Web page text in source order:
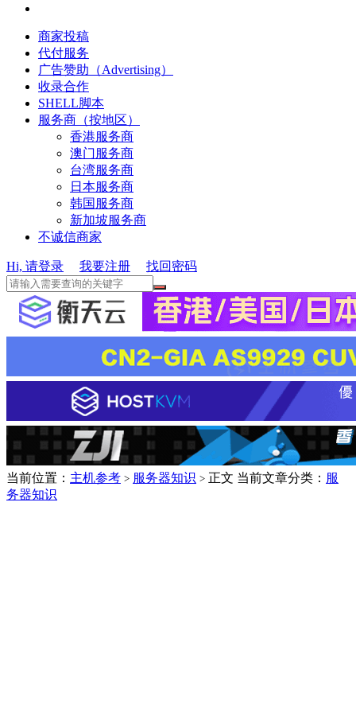
商家投稿
代付服务
广告赞助（Advertising）
收录合作
SHELL脚本
服务商（按地区）
香港服务商
澳门服务商
台湾服务商
日本服务商
韩国服务商
新加坡服务商
不诚信商家
Hi, 请登录 我要注册 找回密码
当前位置： 主机参考 > 服务器知识 > 正文 当前文章分类： 服
务器知识